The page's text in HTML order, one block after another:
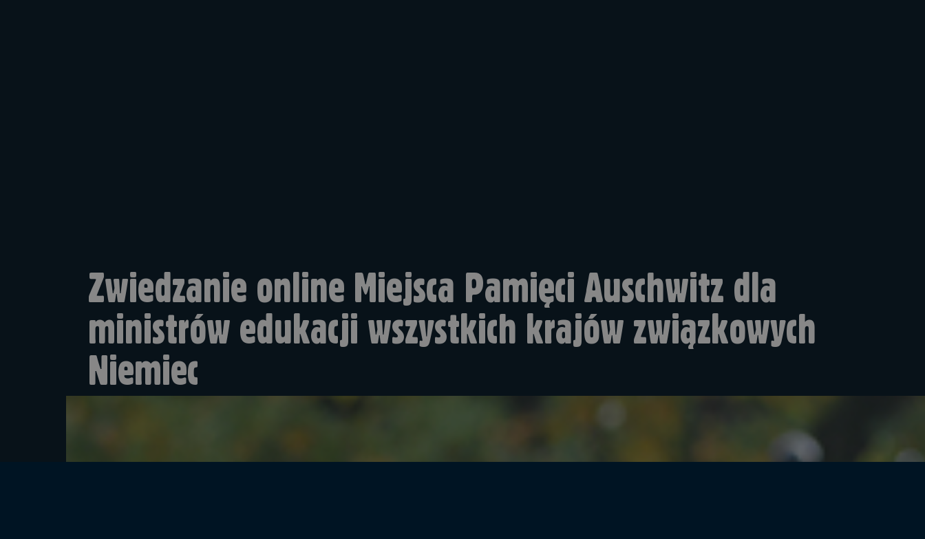
Zwiedzanie online Miejsca Pamięci Auschwitz dla
ministrów edukacji wszystkich krajów związkowych
Niemiec